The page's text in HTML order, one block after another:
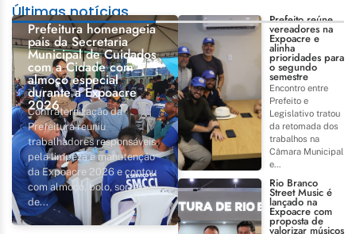
Últimas notícias
Prefeitura homenageia
pais da Secretaria
Municipal de Cuidados
com a Cidade com
almoço especial
durante a Expoacre
2026
Confraternização da
Prefeitura reuniu
trabalhadores responsáveis
pela limpeza e manutenção
da Expoacre 2026 e contou
com almoço, bolo, sorteio
de...
Prefeito reúne
vereadores na
Expoacre e
alinha
prioridades para
o segundo
semestre
Encontro entre
Prefeito e
Legislativo tratou
da retomada dos
trabalhos na
Câmara Municipal
e...
Rio Branco
Street Music é
lançado na
Expoacre com
proposta de
valorizar músicos